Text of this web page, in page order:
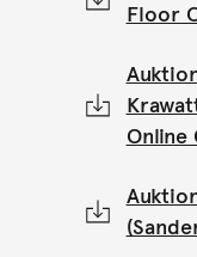
Floor
Online